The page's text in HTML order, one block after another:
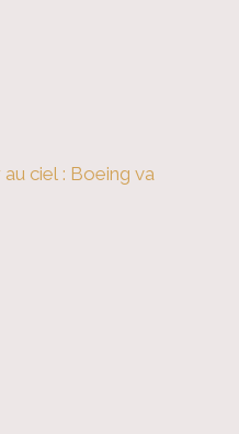
au ciel : Boeing va